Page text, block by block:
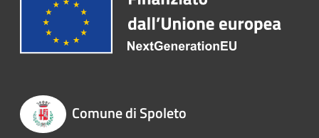
Comune di Spoleto